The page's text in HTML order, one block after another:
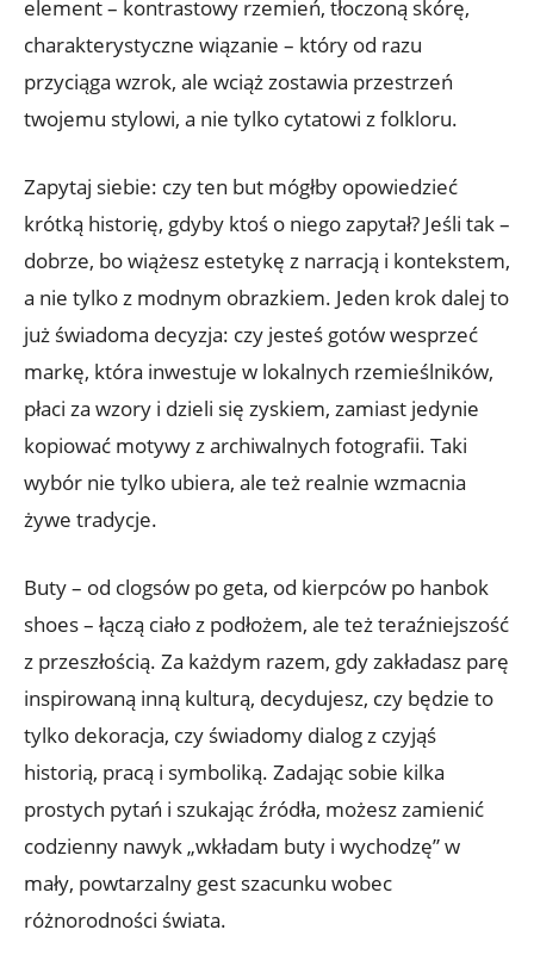
element – kontrastowy rzemień, tłoczoną skórę,
charakterystyczne wiązanie – który od razu
przyciąga wzrok, ale wciąż zostawia przestrzeń
twojemu stylowi, a nie tylko cytatowi z folkloru.
Zapytaj siebie: czy ten but mógłby opowiedzieć
krótką historię, gdyby ktoś o niego zapytał? Jeśli tak –
dobrze, bo wiążesz estetykę z narracją i kontekstem,
a nie tylko z modnym obrazkiem. Jeden krok dalej to
już świadoma decyzja: czy jesteś gotów wesprzeć
markę, która inwestuje w lokalnych rzemieślników,
płaci za wzory i dzieli się zyskiem, zamiast jedynie
kopiować motywy z archiwalnych fotografii. Taki
wybór nie tylko ubiera, ale też realnie wzmacnia
żywe tradycje.
Buty – od clogsów po geta, od kierpców po hanbok
shoes – łączą ciało z podłożem, ale też teraźniejszość
z przeszłością. Za każdym razem, gdy zakładasz parę
inspirowaną inną kulturą, decydujesz, czy będzie to
tylko dekoracja, czy świadomy dialog z czyjąś
historią, pracą i symboliką. Zadając sobie kilka
prostych pytań i szukając źródła, możesz zamienić
codzienny nawyk „wkładam buty i wychodzę” w
mały, powtarzalny gest szacunku wobec
różnorodności świata.